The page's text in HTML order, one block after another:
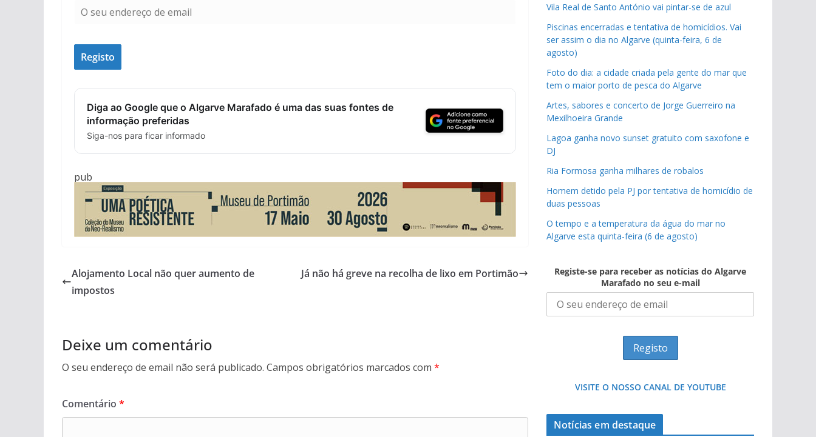
Diga ao Google que o Algarve Marafado é uma das suas fontes de
informação preferidas
Siga-nos para ficar informado
pub
Alojamento Local não quer aumento de
impostos
Já não há greve na recolha de lixo em Portimão
Deixe um comentário
O seu endereço de email não será publicado. Campos obrigatórios marcados com *
Comentário *
Vila Real de Santo António vai pintar-se de azul
Piscinas encerradas e tentativa de homicídios. Vai
ser assim o dia no Algarve (quinta-feira, 6 de
agosto)
Foto do dia: a cidade criada pela gente do mar que
tem o maior porto de pesca do Algarve
Artes, sabores e concerto de Jorge Guerreiro na
Mexilhoeira Grande
Lagoa ganha novo sunset gratuito com saxofone e
DJ
Ria Formosa ganha milhares de robalos
Homem detido pela PJ por tentativa de homicídio de
duas pessoas
O tempo e a temperatura da água do mar no
Algarve esta quinta-feira (6 de agosto)
Registe-se para receber as notícias do Algarve
Marafado no seu e-mail
VISITE O NOSSO CANAL DE YOUTUBE
Notícias em destaque